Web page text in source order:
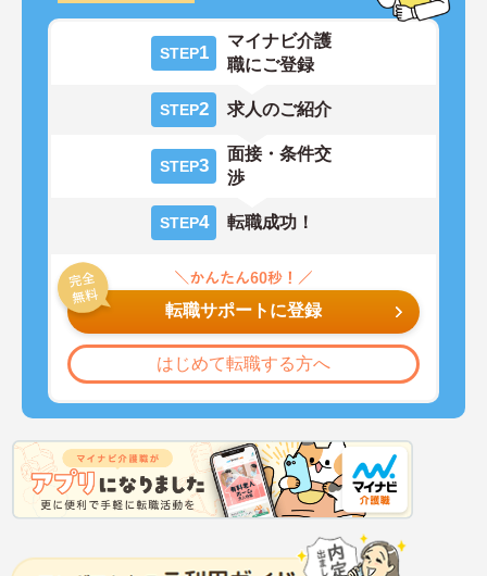
STEP1
マイナビ介護
職にご登録
STEP2 求人のご紹介
STEP3
面接・条件交
渉
STEP4 転職成功！
転職サポートに登録
はじめて転職する方へ